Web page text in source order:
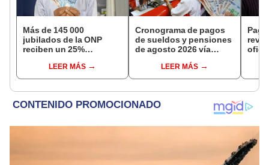
Más de 145 000
jubilados de la ONP
reciben un 25%
en agostoLEER MÁS
Cronograma de pagos
de sueldos y pensiones
de agosto 2026 vía
conoce las fechas de
depósito
LEER MÁS